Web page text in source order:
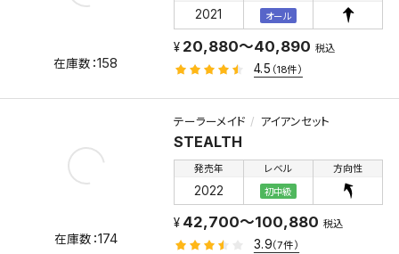
2021 オール
158
20,880～40,890 税込
4.5 （18件）
テーラーメイド アイアンセット
STEALTH
発売年
2022
レベル
初中級
方向性
174
42,700～100,880 税込
3.9（7件）